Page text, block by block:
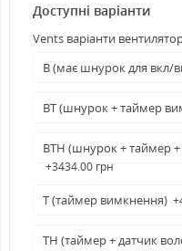
Доступні варіанти
Vents варіанти
В (має шнурок для вкл/
ВТ (шнурок + таймер
ВТН (шнурок + таймер +
+3434.00 грн
Т (таймер вимкнення)
ТН (таймер + датчик